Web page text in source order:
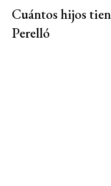
Cuántos hijos
Perelló